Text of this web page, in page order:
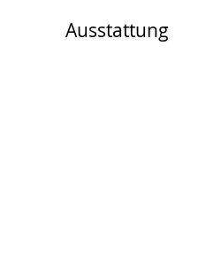
Ausstattung